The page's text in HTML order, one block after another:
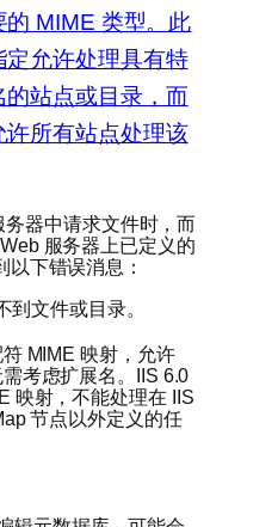
的 MIME 类型。此
定允许处理具有特
的站点或目录，而
许所有站点处理该
务器中请求文件时，而
服务器上已定义的
以下错误消息：
到文件或目录。
MIME 映射，允许
考虑扩展名。IIS 6.0
映射，不能处理在 IIS
节点以外定义的任